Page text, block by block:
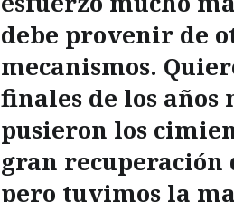
debe provenir de
mecanismos.
finales de los años
pusieron los
gran recuperación
pero tuvimos la